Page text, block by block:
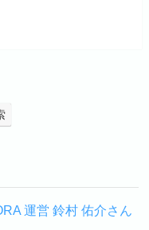
運営 鈴村 佑介さん